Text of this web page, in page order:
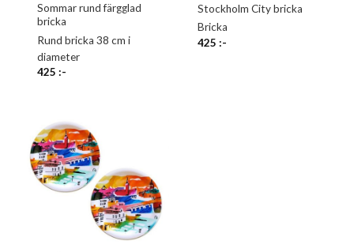
Sommar rund färgglad
bricka
Rund bricka 38 cm i
diameter
425:-
Stockholm City bricka
Bricka
425:-